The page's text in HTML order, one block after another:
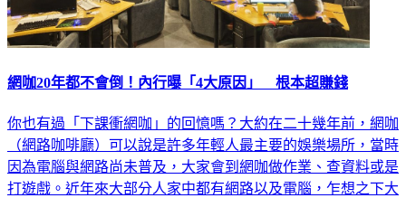
網咖20年都不會倒！內行曝「4大原因」 根本超賺錢
你也有過「下課衝網咖」的回憶嗎？大約在二十幾年前，網咖
（網路咖啡廳）可以說是許多年輕人最主要的娛樂場所，當時
因為電腦與網路尚未普及，大家會到網咖做作業、查資料或是
打遊戲。近年來大部分人家中都有網路以及電腦，乍想之下大